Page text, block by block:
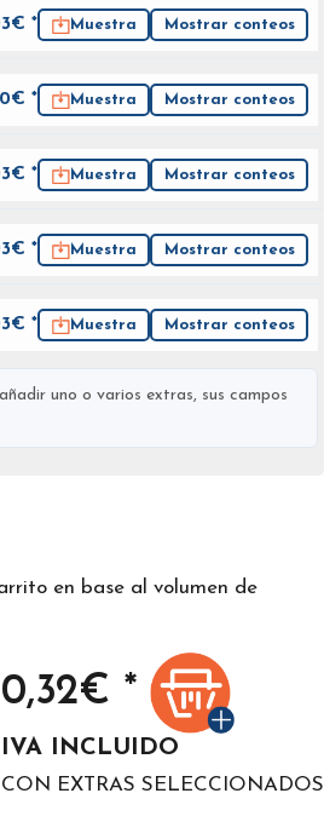
* Muestra Mostrar conteos
* Muestra Mostrar conteos
* Muestra Mostrar conteos
* Muestra Mostrar conteos
* Muestra Mostrar conteos
uno o varios extras, sus campos
en base al volumen de
0,32€ *
IVA INCLUIDO
CON EXTRAS SELECCIONADOS